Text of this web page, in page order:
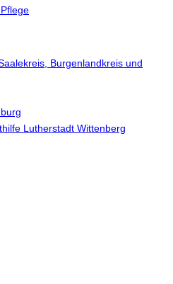
Burgenlandkreis und
Lutherstadt Wittenberg